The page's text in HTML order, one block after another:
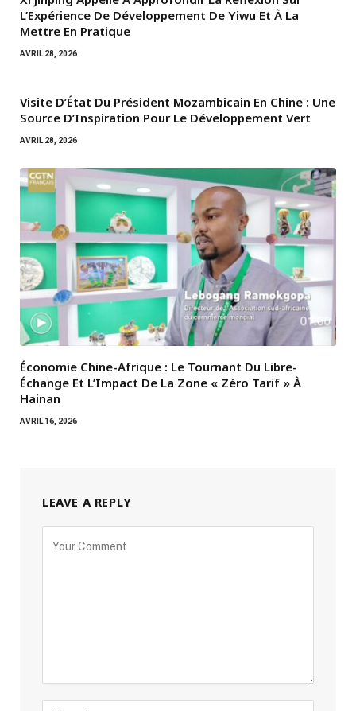
L’Expérience De Développement De Yiwu Et À La
Mettre En Pratique
AVRIL 28, 2026
Visite D’État Du Président Mozambicain En Chine : Une
Source D’Inspiration Pour Le Développement Vert
AVRIL 28, 2026
Économie Chine-Afrique : Le Tournant Du Libre-
Échange Et L’Impact De La Zone « Zéro Tarif » À
Hainan
AVRIL 16, 2026
LEAVE A REPLY